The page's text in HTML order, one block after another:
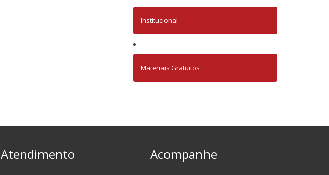
Institucional
Materiais Gratuitos
Atendimento Acompanhe